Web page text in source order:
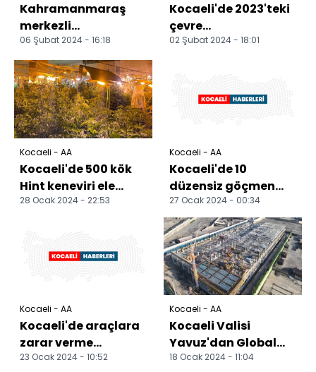
Kahramanmaraş
merkezli
depremlerde
hayatını
kaybedenler Kocaeli
ve Düzce'de...
06 Şubat 2024 - 16:18
Kocaeli'de 2023'teki
çevre
denetimlerinde 68
02 Şubat 2024 - 18:01
Kocaeli - AA
Kocaeli'de 500 kök
Hint keneviri ele
geçirildi
28 Ocak 2024 - 22:53
Kocaeli - AA
Kocaeli'de 10
düzensiz göçmen
yakalandı
27 Ocak 2024 - 00:34
Kocaeli - AA
Kocaeli'de araçlara
zarar verme
olayında taraflar
23 Ocak 2024 - 10:52
Kocaeli - AA
Kocaeli Valisi
Yavuz'dan Global
Karma Organize
18 Ocak 2024 - 11:04